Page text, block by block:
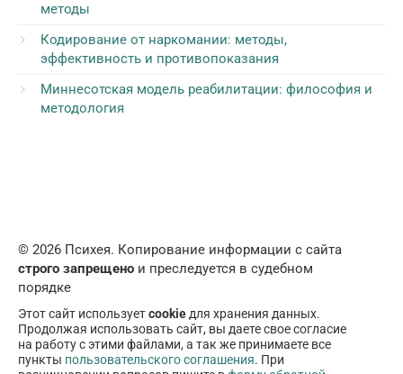
методы
Кодирование от наркомании: методы,
эффективность и противопоказания
Миннесотская модель реабилитации: философия и
методология
© 2026 Психея. Копирование информации с сайта
строго запрещено и преследуется в судебном
порядке
Этот сайт используетcookie для хранения данных.
Продолжая использовать сайт, вы даете свое согласие
на работу с этими файлами, а так же принимаете все
пункты пользовательского соглашения. При